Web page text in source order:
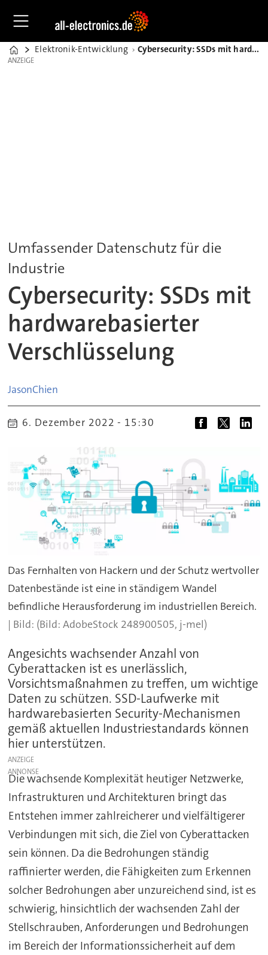
Home
Elektronik-Entwicklung Cybersecurity: SSDs mit hardwarebasierter Verschlüsselung
ANZEIGE
ANZEIGE
Umfassender Datenschutz für die
Industrie
Cybersecurity: SSDs mit
hardwarebasierter
Verschlüsselung
JasonChien
6. Dezember 2022 - 15:30
Das Fernhalten von Hackern und der Schutz wertvoller
Datenbestände ist eine in ständigem Wandel
befindliche Herausforderung im industriellen Bereich.
(Bild: AdobeStock 248900505, j-mel)
Angesichts wachsender Anzahl von
Cyberattacken ist es unerlässlich,
Vorsichtsmaßnahmen zu treffen, um wichtige
Daten zu schützen. SSD-Laufwerke mit
hardwarebasierten Security-Mechanismen
gemäß aktuellen Industriestandards können
hier unterstützen.
ANZEIGE
Die wachsende Komplexität heutiger Netzwerke,
Infrastrukturen und Architekturen bringt das
Entstehen immer zahlreicherer und vielfältigerer
Verbindungen mit sich, die Ziel von Cyberattacken
sein können. Da die Bedrohungen ständig
raffinierter werden, die Fähigkeiten zum Erkennen
solcher Bedrohungen aber unzureichend sind, ist es
schwierig, hinsichtlich der wachsenden Zahl der
Stellschrauben, Anforderungen und Bedrohungen
im Bereich der Informationssicherheit auf dem